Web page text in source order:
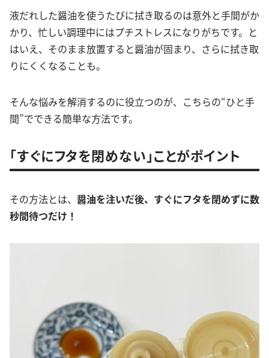
液だれした醤油を使うたびに拭き取るのは意外と手間がか
かり、忙しい調理中にはプチストレスになりがちです。と
はいえ、そのまま放置すると醤油が固まり、さらに拭き取
りにくくなることも。
そんな悩みを解消するのに役立つのが、こちらの“ひと手
間”でできる簡単な方法です。
「すぐにフタを閉めない」ことがポイント
その方法とは、 醤油を注いだ後、すぐにフタを閉めずに数
秒間待つだけ！